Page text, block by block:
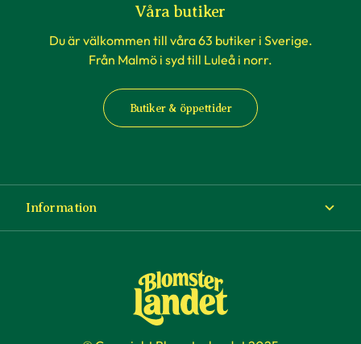
Våra butiker
Du är välkommen till våra 63 butiker i Sverige.
Från Malmö i syd till Luleå i norr.
Butiker & öppettider
Information
Köp- och leveransvillkor